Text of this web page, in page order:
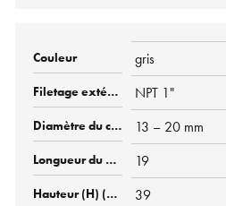
gris
NPT 1"
13 – 20 mm
19
39